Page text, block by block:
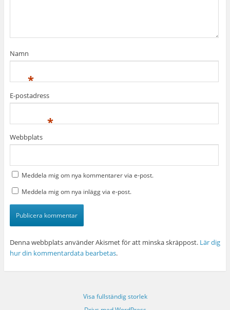
Namn
*
E-postadress
*
Webbplats
Meddela mig om nya kommentarer via e-post.
Meddela mig om nya inlägg via e-post.
Denna webbplats använder Akismet för att minska skräppost. Lär dig
hur din kommentardata bearbetas.
Visa fullständig storlek